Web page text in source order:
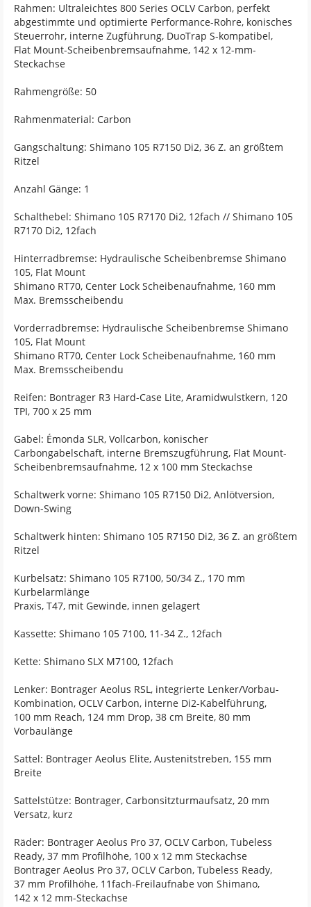
Rahmen: Ultraleichtes 800 Series OCLV Carbon, perfekt
abgestimmte und optimierte Performance-Rohre, konisches
Steuerrohr, interne Zugführung, DuoTrap S-kompatibel,
Flat Mount-Scheibenbremsaufnahme, 142 x 12-mm-
Steckachse
Rahmengröße: 50
Rahmenmaterial: Carbon
Gangschaltung: Shimano 105 R7150 Di2, 36 Z. an größtem
Ritzel
Anzahl Gänge: 1
Schalthebel: Shimano 105 R7170 Di2, 12fach // Shimano 105
R7170 Di2, 12fach
Hinterradbremse: Hydraulische Scheibenbremse Shimano
105, Flat Mount
Shimano RT70, Center Lock Scheibenaufnahme, 160 mm
Max. Bremsscheibendu
Vorderradbremse: Hydraulische Scheibenbremse Shimano
105, Flat Mount
Shimano RT70, Center Lock Scheibenaufnahme, 160 mm
Max. Bremsscheibendu
Reifen: Bontrager R3 Hard-Case Lite, Aramidwulstkern, 120
TPI, 700 x 25 mm
Gabel: Émonda SLR, Vollcarbon, konischer
Carbongabelschaft, interne Bremszugführung, Flat Mount-
Scheibenbremsaufnahme, 12 x 100 mm Steckachse
Schaltwerk vorne: Shimano 105 R7150 Di2, Anlötversion,
Down-Swing
Schaltwerk hinten: Shimano 105 R7150 Di2, 36 Z. an größtem
Ritzel
Kurbelsatz: Shimano 105 R7100, 50/34 Z., 170 mm
Kurbelarmlänge
Praxis, T47, mit Gewinde, innen gelagert
Kassette: Shimano 105 7100, 11-34 Z., 12fach
Kette: Shimano SLX M7100, 12fach
Lenker: Bontrager Aeolus RSL, integrierte Lenker/Vorbau-
Kombination, OCLV Carbon, interne Di2-Kabelführung,
100 mm Reach, 124 mm Drop, 38 cm Breite, 80 mm
Vorbaulänge
Sattel: Bontrager Aeolus Elite, Austenitstreben, 155 mm
Breite
Sattelstütze: Bontrager, Carbonsitzturmaufsatz, 20 mm
Versatz, kurz
Räder: Bontrager Aeolus Pro 37, OCLV Carbon, Tubeless
Ready, 37 mm Profilhöhe, 100 x 12 mm Steckachse
Bontrager Aeolus Pro 37, OCLV Carbon, Tubeless Ready,
37 mm Profilhöhe, 11fach-Freilaufnabe von Shimano,
142 x 12 mm-Steckachse